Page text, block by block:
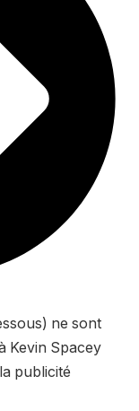
ne sont
Kevin Spacey
publicité